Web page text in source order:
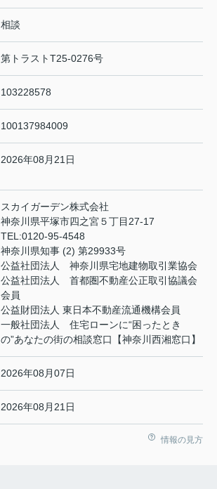
相談
第トラストT25-0276号
103228578
100137984009
2026年08月21日
スカイガーデン株式会社
神奈川県平塚市四之宮５丁目27-17
TEL:0120-95-4548
神奈川県知事 (2) 第29933号
公益社団法人 神奈川県宅地建物取引業協会
公益社団法人 首都圏不動産公正取引協議会
会員
公益財団法人 東日本不動産流通機構会員
一般社団法人 住宅ローンに“困ったとき
の”あなたの街の相談窓口【神奈川西湘窓口】
2026年08月07日
2026年08月21日
情報の見方